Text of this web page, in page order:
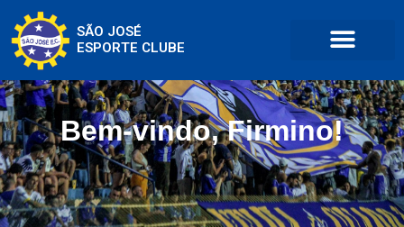
SÃO JOSÉ
ESPORTE CLUBE
Bem-vindo, Firmino!